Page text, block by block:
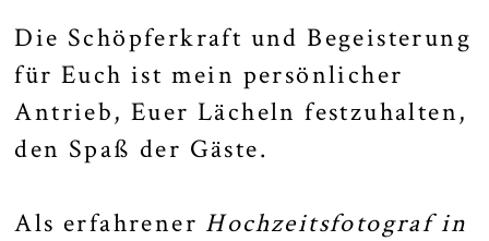
Die Schöpferkraft und Begeisterung
für Euch ist mein persönlicher
Antrieb, Euer Lächeln festzuhalten,
den Spaß der Gäste.
Als erfahrener Hochzeitsfotograf in